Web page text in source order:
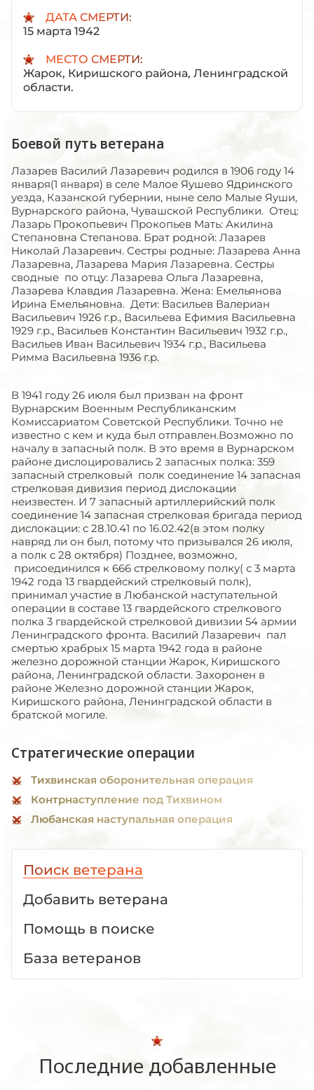
ДАТА СМЕРТИ:
15 марта 1942
МЕСТО СМЕРТИ:
Жарок, Киришского района, Ленинградской
области.
Боевой путь ветерана
Лазарев Василий Лазаревич родился в 1906 году 14
января(1 января) в селе Малое Яушево Ядринского
уезда, Казанской губернии, ныне село Малые Яуши,
Вурнарского района, Чувашской Республики. Отец:
Лазарь Прокопьевич Прокопьев Мать: Акилина
Степановна Степанова. Брат родной: Лазарев
Николай Лазаревич. Сестры родные: Лазарева Анна
Лазаревна, Лазарева Мария Лазаревна. Сестры
сводные по отцу: Лазарева Ольга Лазаревна,
Лазарева Клавдия Лазаревна. Жена: Емельянова
Ирина Емельяновна. Дети: Васильев Валериан
Васильевич 1926 г.р., Васильева Ефимия Васильевна
1929 г.р., Васильев Константин Васильевич 1932 г.р.,
Васильев Иван Васильевич 1934 г.р., Васильева
Римма Васильевна 1936 г.р.
В 1941 году 26 июля был призван на фронт
Вурнарским Военным Республиканским
Комиссариатом Советской Республики. Точно не
известно с кем и куда был отправлен.Возможно по
началу в запасный полк. В это время в Вурнарском
районе дислоцировались 2 запасных полка: 359
запасный стрелковый полк соединение 14 запасная
стрелковая дивизия период дислокации
неизвестен. И 7 запасный артиллерийский полк
соединение 14 запасная стрелковая бригада период
дислокации: с 28.10.41 по 16.02.42(в этом полку
навряд ли он был, потому что призывался 26 июля,
а полк с 28 октября) Позднее, возможно,
присоединился к 666 стрелковому полку( с 3 марта
1942 года 13 гвардейский стрелковый полк),
принимал участие в Любанской наступательной
операции в составе 13 гвардейского стрелкового
полка 3 гвардейской стрелковой дивизии 54 армии
Ленинградского фронта. Василий Лазаревич пал
смертью храбрых 15 марта 1942 года в районе
железно дорожной станции Жарок, Киришского
района, Ленинградской области. Захоронен в
районе Железно дорожной станции Жарок,
Киришского района, Ленинградской области в
братской могиле.
Стратегические операции
Тихвинская оборонительная операция
Контрнаступление под Тихвином
Любанская наступальная операция
Поиск ветерана
Добавить ветерана
Помощь в поиске
База ветеранов
Последние добавленные